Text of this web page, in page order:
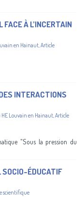
À L’INCERTAIN
en Hainaut Article
INTERACTIONS
HE Louvain en Hainaut,Article
"Sous la pression du
SOCIO-ÉDUCATIF
scientifique